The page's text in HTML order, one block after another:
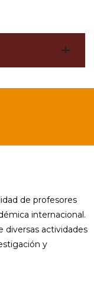
add
de profesores
internacional.
diversas actividades
y